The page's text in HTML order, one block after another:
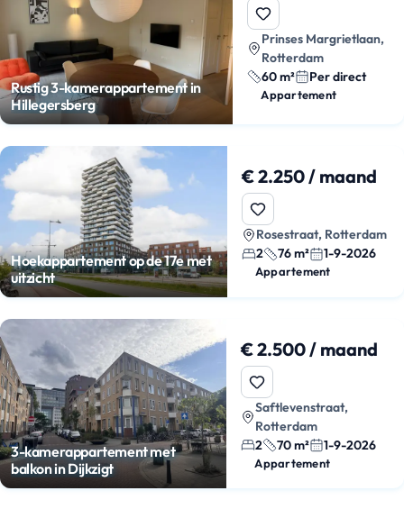
Rustig 3-kamerappartement in
Hillegersberg
Prinses Margrietlaan,
Rotterdam
60 m²
Per direct
Appartement
Hoekappartement op de 17e met
uitzicht
€ 2.250 / maand
Rosestraat, Rotterdam
2
76 m² 1-9-2026
Appartement
3-kamerappartement met
balkon in Dijkzigt
€ 2.500 / maand
Saftlevenstraat,
Rotterdam
2
70 m² 1-9-2026
Appartement